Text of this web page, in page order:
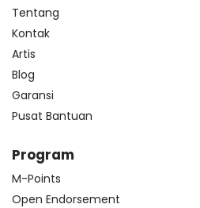
Tentang
Kontak
Artis
Blog
Garansi
Pusat Bantuan
Program
M-Points
Open Endorsement